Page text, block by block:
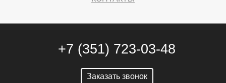
+7 (351) 723-03-48
Заказать звонок